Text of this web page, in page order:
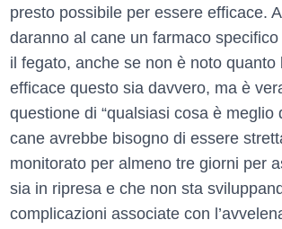
presto possibile per essere efficace.
daranno al cane un farmaco
il fegato, anche se non è noto quanto
efficace questo sia davvero, ma è
questione di “qualsiasi cosa è meglio
cane avrebbe bisogno di essere
monitorato per almeno tre giorni per
sia in ripresa e che non sta
complicazioni associate con